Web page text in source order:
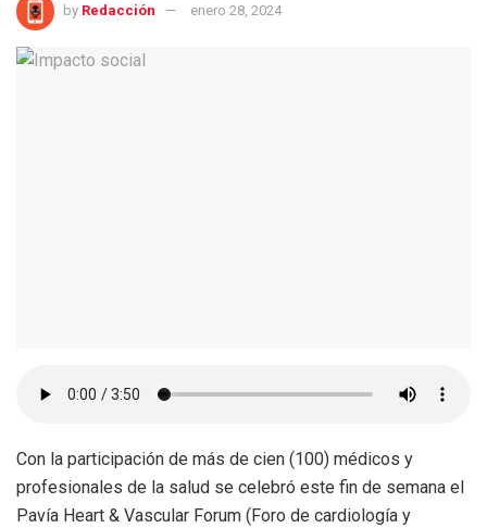
by Redacción enero 28, 2024
Con la participación de más de cien (100) médicos y
profesionales de la salud se celebró este fin de semana el
Pavía Heart & Vascular Forum (Foro de cardiología y